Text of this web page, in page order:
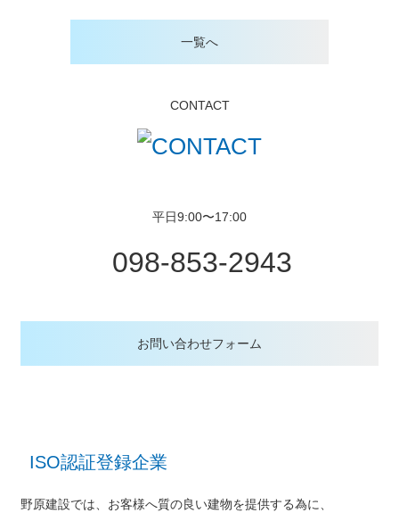
一覧へ
CONTACT
平日9:00〜17:00
098-853-2943
お問い合わせフォーム
ISO認証登録企業
野原建設では、お客様へ質の良い建物を提供する為に、